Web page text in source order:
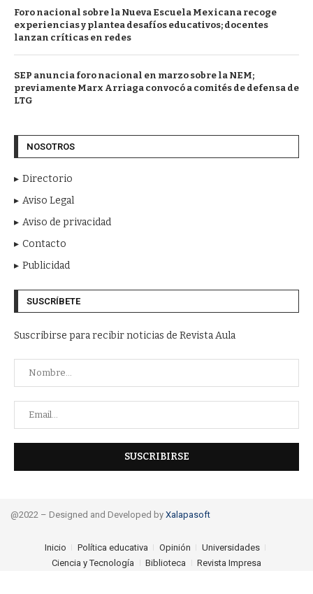
Foro nacional sobre la Nueva Escuela Mexicana recoge
experiencias y plantea desafíos educativos; docentes
lanzan críticas en redes
SEP anuncia foro nacional en marzo sobre la NEM;
previamente Marx Arriaga convocó a comités de defensa de
LTG
NOSOTROS
Directorio
Aviso Legal
Aviso de privacidad
Contacto
Publicidad
SUSCRÍBETE
Suscribirse para recibir noticias de Revista Aula
@2022 – Designed and Developed by Xalapasoft
Inicio Política educativa Opinión
Universidades
Ciencia y Tecnología
Biblioteca Revista Impresa